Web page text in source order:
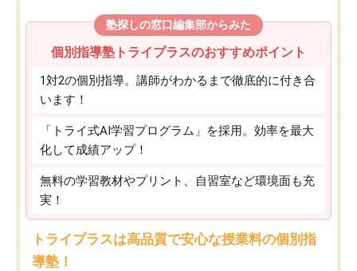
塾探しの窓口編集部からみた
個別指導塾トライプラスのおすすめポイント
1対2の個別指導。講師がわかるまで徹底的に付き合
います！
「トライ式AI学習プログラム」を採用。効率を最大
化して成績アップ！
無料の学習教材やプリント、自習室など環境面も充
実！
トライプラスは高品質で安心な授業料の個別指
導塾！